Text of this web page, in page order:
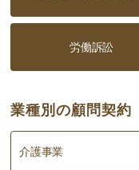
労働訴訟
業種別の顧問契約
介護事業